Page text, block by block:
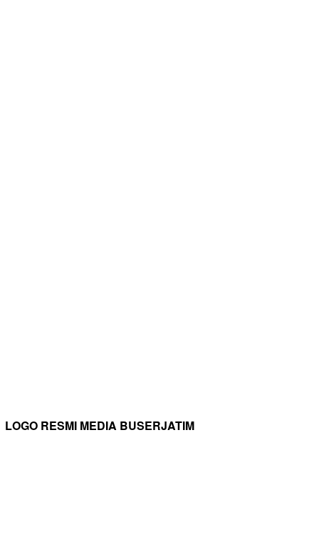
LOGO RESMI MEDIA BUSERJATIM